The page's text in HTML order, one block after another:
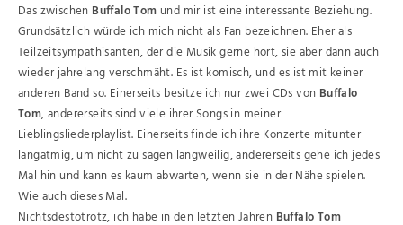
Das zwischen Buffalo Tom und mir ist eine interessante Beziehung.
Grundsätzlich würde ich mich nicht als Fan bezeichnen. Eher als
Teilzeitsympathisanten, der die Musik gerne hört, sie aber dann auch
wieder jahrelang verschmäht. Es ist komisch, und es ist mit keiner
anderen Band so. Einerseits besitze ich nur zwei CDs von Buffalo
Tom, andererseits sind viele ihrer Songs in meiner
Lieblingsliederplaylist. Einerseits finde ich ihre Konzerte mitunter
langatmig, um nicht zu sagen langweilig, andererseits gehe ich jedes
Mal hin und kann es kaum abwarten, wenn sie in der Nähe spielen.
Wie auch dieses Mal.
Nichtsdestotrotz, ich habe in den letzten Jahren Buffalo Tom